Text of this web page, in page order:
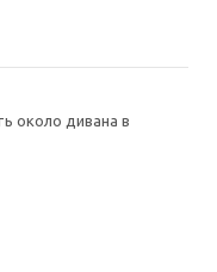
около дивана в